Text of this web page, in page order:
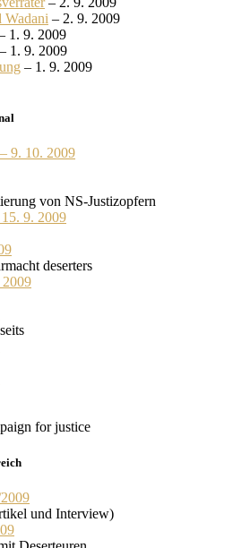
– 2. 9. 2009
1. 9. 2009
– 1. 9. 2009
– 1. 9. 2009
9. 10. 2009
von NS-Justizopfern
9. 2009
deserters
2009
for justice
und Interview)